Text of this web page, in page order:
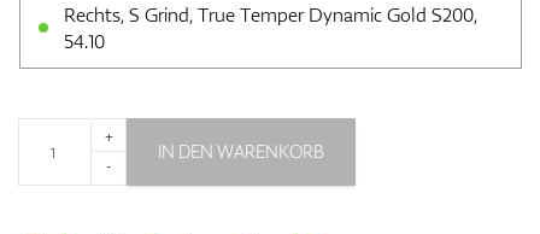
Rechts, S Grind, True Temper Dynamic Gold S200,
54.10
+
-
IN DEN WARENKORB